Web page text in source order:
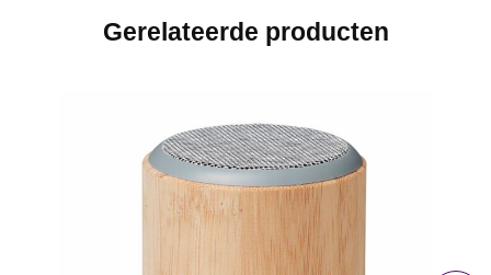
Gerelateerde producten